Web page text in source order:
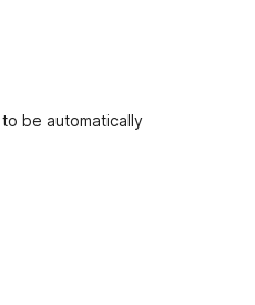
be automatically